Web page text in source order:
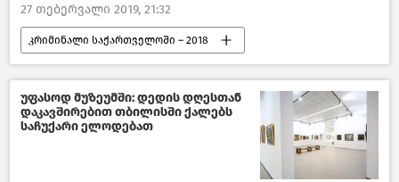
27 თებერვალი 2019, 21:32
კრიმინალი საქართველოში – 2018
შემთხვევები
კრიმინალი საქართველოში
საქართველო
უფასოდ მუზეუმში: დედის დღესთან
დაკავშირებით თბილისში ქალებს
საჩუქარი ელოდებათ